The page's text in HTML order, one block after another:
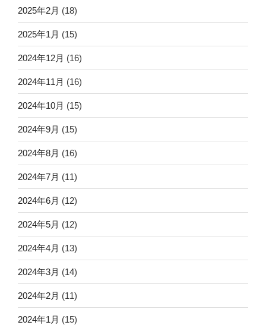
2025年2月 (18)
2025年1月 (15)
2024年12月 (16)
2024年11月 (16)
2024年10月 (15)
2024年9月 (15)
2024年8月 (16)
2024年7月 (11)
2024年6月 (12)
2024年5月 (12)
2024年4月 (13)
2024年3月 (14)
2024年2月 (11)
2024年1月 (15)